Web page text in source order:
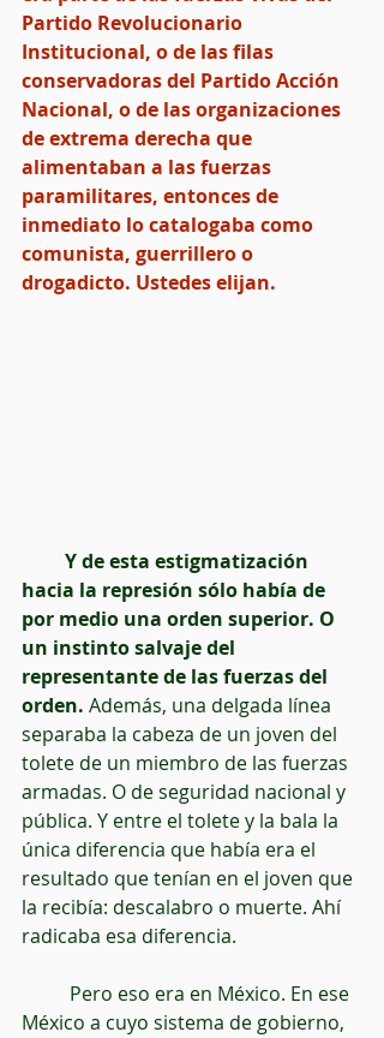
Partido Revolucionario
Institucional, o de las filas
conservadoras del Partido Acción
Nacional, o de las organizaciones
de extrema derecha que
alimentaban a las fuerzas
paramilitares, entonces de
inmediato lo catalogaba como
comunista, guerrillero o
drogadicto. Ustedes elijan.
  Y de esta estigmatización
hacia la represión sólo había de
por medio una orden superior. O
un instinto salvaje del
representante de las fuerzas del
orden. Además, una delgada línea
separaba la cabeza de un joven del
tolete de un miembro de las fuerzas
armadas. O de seguridad nacional y
pública. Y entre el tolete y la bala la
única diferencia que había era el
resultado que tenían en el joven que
la recibía: descalabro o muerte. Ahí
radicaba esa diferencia.
México a cuyo sistema de gobierno,